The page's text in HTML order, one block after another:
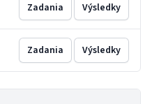
Zadania Výsledky
Zadania Výsledky